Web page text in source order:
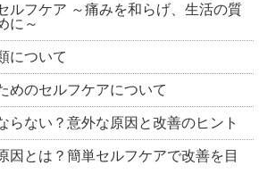
ルフケア ～痛みを和らげ、生活の質
に～
について
めのセルフケアについて
らない？意外な原因と改善のヒント
因とは？簡単セルフケアで改善を目